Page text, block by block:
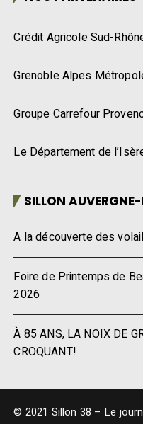
Crédit Agricole Sud-
Grenoble Alpes
Groupe Carrefour
Le Département de
SILLON
A la découverte des
Foire de Printemps de
2026
À 85 ANS, LA NOIX DE
CROQUANT!
© 2021 Sillon 38 – Le